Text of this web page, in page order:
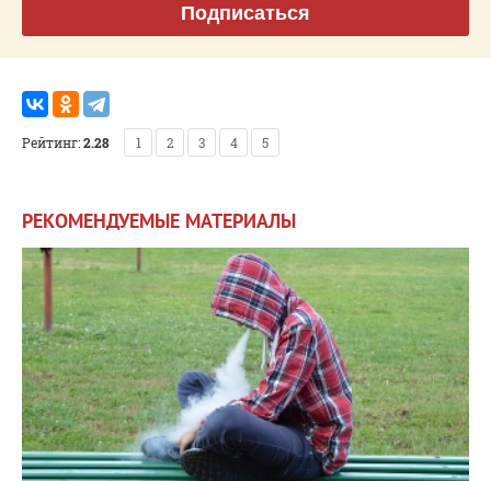
Подписаться
Рейтинг:2.28 1 2 3 4 5
РЕКОМЕНДУЕМЫЕ МАТЕРИАЛЫ